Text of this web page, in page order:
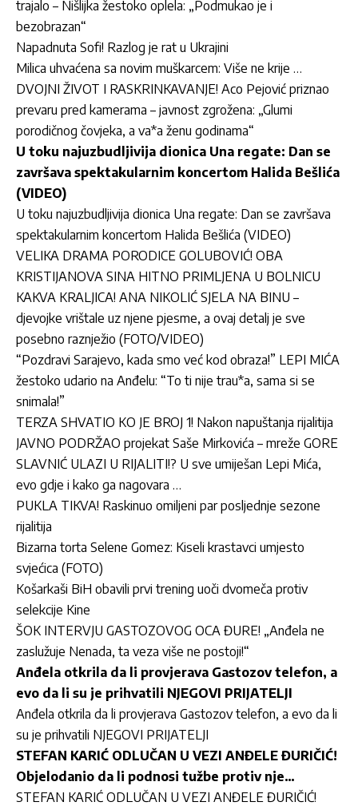
trajalo – Nišlijka žestoko oplela: „Podmukao je i
bezobrazan“
Napadnuta Sofi! Razlog je rat u Ukrajini
Milica uhvaćena sa novim muškarcem: Više ne krije …
DVOJNI ŽIVOT I RASKRINKAVANJE! Aco Pejović priznao
prevaru pred kamerama – javnost zgrožena: „Glumi
porodičnog čovjeka, a va*a ženu godinama“
U toku najuzbudljivija dionica Una regate: Dan se
završava spektakularnim koncertom Halida Bešlića
(VIDEO)
U toku najuzbudljivija dionica Una regate: Dan se završava
spektakularnim koncertom Halida Bešlića (VIDEO)
VELIKA DRAMA PORODICE GOLUBOVIĆ! OBA
KRISTIJANOVA SINA HITNO PRIMLJENA U BOLNICU
KAKVA KRALJICA! ANA NIKOLIĆ SJELA NA BINU –
djevojke vrištale uz njene pjesme, a ovaj detalj je sve
posebno raznježio (FOTO/VIDEO)
“Pozdravi Sarajevo, kada smo već kod obraza!” LEPI MIĆA
žestoko udario na Anđelu: “To ti nije trau*a, sama si se
snimala!”
TERZA SHVATIO KO JE BROJ 1! Nakon napuštanja rijalitija
JAVNO PODRŽAO projekat Saše Mirkovića – mreže GORE
SLAVNIĆ ULAZI U RIJALITI!? U sve umiješan Lepi Mića,
evo gdje i kako ga nagovara …
PUKLA TIKVA! Raskinuo omiljeni par posljednje sezone
rijalitija
Bizarna torta Selene Gomez: Kiseli krastavci umjesto
svjećica (FOTO)
Košarkaši BiH obavili prvi trening uoči dvomeča protiv
selekcije Kine
ŠOK INTERVJU GASTOZOVOG OCA ĐURE! „Anđela ne
zaslužuje Nenada, ta veza više ne postoji!“
Anđela otkrila da li provjerava Gastozov telefon, a
evo da li su je prihvatili NJEGOVI PRIJATELJI
Anđela otkrila da li provjerava Gastozov telefon, a evo da li
su je prihvatili NJEGOVI PRIJATELJI
STEFAN KARIĆ ODLUČAN U VEZI ANĐELE ĐURIČIĆ!
Objelodanio da li podnosi tužbe protiv nje…
STEFAN KARIĆ ODLUČAN U VEZI ANĐELE ĐURIČIĆ!